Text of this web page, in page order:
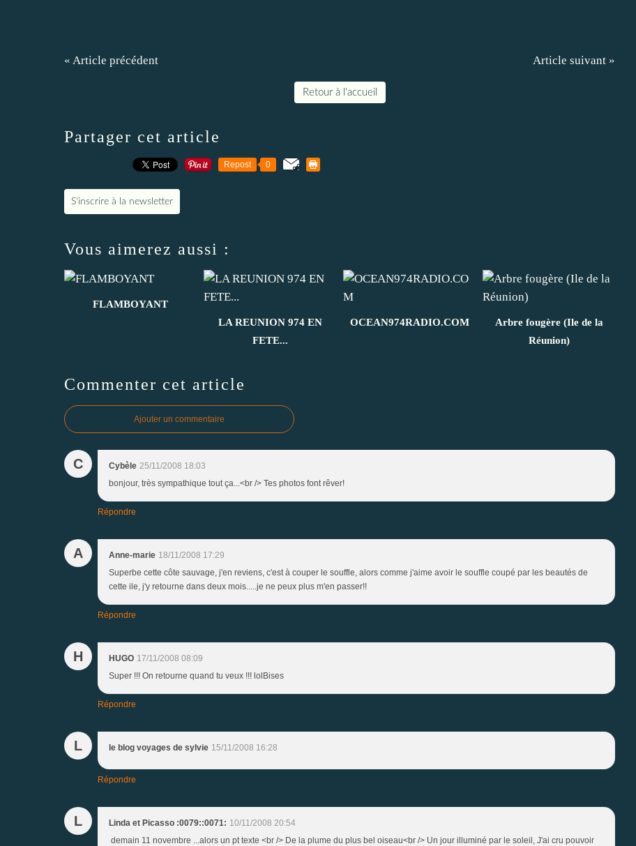
« Article précédent Article suivant »
Retour à l'accueil
Partager cet article
Repost 0
S'inscrire à la newsletter
Vous aimerez aussi :
FLAMBOYANT
LA REUNION 974 EN
FETE...
OCEAN974RADIO.COM
Arbre fougère (Ile de la
Réunion)
Commenter cet article
Ajouter un commentaire
C Cybèle 25/11/2008 18:03
bonjour, très sympathique tout ça...<br /> Tes photos font rêver!
Répondre
A Anne-marie 18/11/2008 17:29
Superbe cette côte sauvage, j'en reviens, c'est à couper le souffle, alors comme j'aime avoir le souffle coupé par les beautés de
cette ile, j'y retourne dans deux mois.....je ne peux plus m'en passer!!
Répondre
H HUGO 17/11/2008 08:09
Super !!! On retourne quand tu veux !!! lolBises
Répondre
L le blog voyages de sylvie 15/11/2008 16:28
Répondre
L Linda et Picasso :0079::0071: 10/11/2008 20:54
demain 11 novembre ...alors un pt texte <br /> De la plume du plus bel oiseau<br /> Un jour illuminé par le soleil, J'ai cru pouvoir